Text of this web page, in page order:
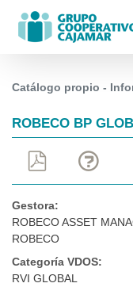
Catálogo propio -
ROBECO BP
Gestora:
ROBECO ASSET
ROBECO
Categoría VDOS:
RVI GLOBAL